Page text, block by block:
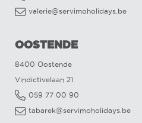
valerie@servimoholidays.be
OOSTENDE
8400 Oostende
Vindictivelaan 21
059 77 00 90
tabarek@servimoholidays.be